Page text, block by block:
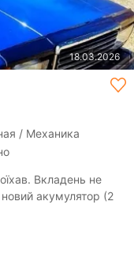
18.03.2026
/ Механика
Вкладень не
акумулятор (2